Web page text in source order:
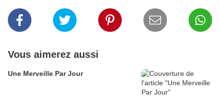
Vous aimerez aussi
Une Merveille Par Jour